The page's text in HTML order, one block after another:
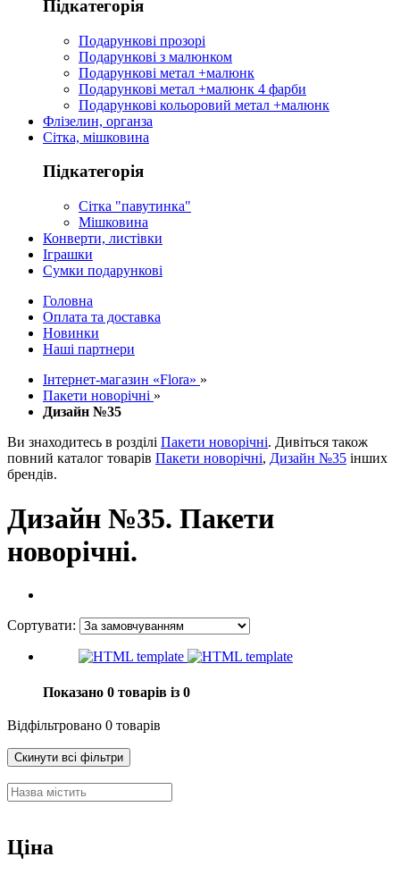
Підкатегорія
Подарункові прозорі
Подарункові з малюнком
Подарункові метал +малюнк
Подарункові метал +малюнк 4 фарби
Подарункові кольоровий метал +малюнк
Флізелин, органза
Сітка, мішковина
Підкатегорія
Сітка "павутинка"
Мішковина
Конверти, листівки
Іграшки
Сумки подарункові
Головна
Оплата та доставка
Новинки
Наші партнери
Інтернет-магазин «Flora» »
Пакети новорічні »
Дизайн №35
Ви знаходитесь в розділі Пакети новорічні. Дивіться також
повний каталог товарів Пакети новорічні, Дизайн №35 інших
брендів.
Дизайн №35. Пакети
новорічні.
Сортувати:
Показано 0 товарів із 0
Відфільтровано 0 товарів
Скинути всі фільтри
Ціна